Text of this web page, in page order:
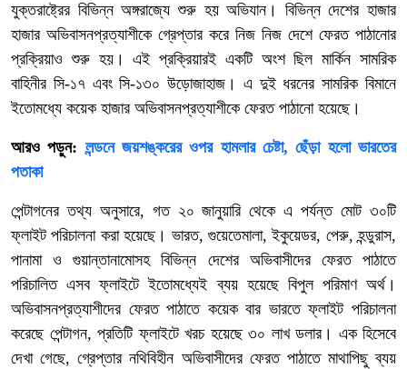
যুক্তরাষ্ট্রের বিভিন্ন অঙ্গরাজ্যে শুরু হয় অভিযান। বিভিন্ন দেশের হাজার
হাজার অভিবাসনপ্রত্যাশীকে গ্রেপ্তার করে নিজ নিজ দেশে ফেরত পাঠানোর
প্রক্রিয়াও শুরু হয়। এই প্রক্রিয়ারই একটি অংশ ছিল মার্কিন সামরিক
বাহিনীর সি-১৭ এবং সি-১৩০ উড়োজাহাজ। এ দুই ধরনের সামরিক বিমানে
ইতোমধ্যে কয়েক হাজার অভিবাসনপ্রত্যাশীকে ফেরত পাঠানো হয়েছে।
আরও পড়ুন:লন্ডনে জয়শঙ্করের ওপর হামলার চেষ্টা, ছেঁড়া হলো ভারতের
পতাকা
পেন্টাগনের তথ্য অনুসারে, গত ২০ জানুয়ারি থেকে এ পর্যন্ত মোট ৩০টি
ফ্লাইট পরিচালনা করা হয়েছে। ভারত, গুয়েতেমালা, ইকুয়েডর, পেরু, হন্ডুরাস,
পানামা ও গুয়ান্তানামোসহ বিভিন্ন দেশের অভিবাসীদের ফেরত পাঠাতে
পরিচালিত এসব ফ্লাইটে ইতোমধ্যেই ব্যয় হয়েছে বিপুল পরিমাণ অর্থ।
অভিবাসনপ্রত্যাশীদের ফেরত পাঠাতে কয়েক বার ভারতে ফ্লাইট পরিচালনা
করেছে পেন্টাগন, প্রতিটি ফ্লাইটে খরচ হয়েছে ৩০ লাখ ডলার। এক হিসেবে
দেখা গেছে, গ্রেপ্তার নথিবিহীন অভিবাসীদের ফেরত পাঠাতে মাথাপিছু ব্যয়